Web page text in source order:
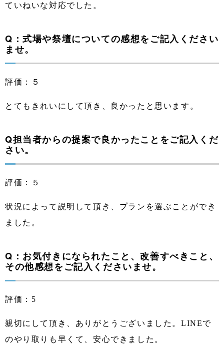
ていねいな対応でした。
Q：式場や祭壇についての感想をご記入ください
ませ。
評価：５
とてもきれいにして頂き、良かったと思います。
Q担当者からの提案で良かったことをご記入くだ
さい。
評価：５
状況によって説明して頂き、プランを選ぶことができ
ました。
Q：お気付きになられたこと、改善すべきこと、
その他感想をご記入くださいませ。
評価：5
親切にして頂き、ありがとうございました。LINEで
のやり取りも早くて、安心できました。